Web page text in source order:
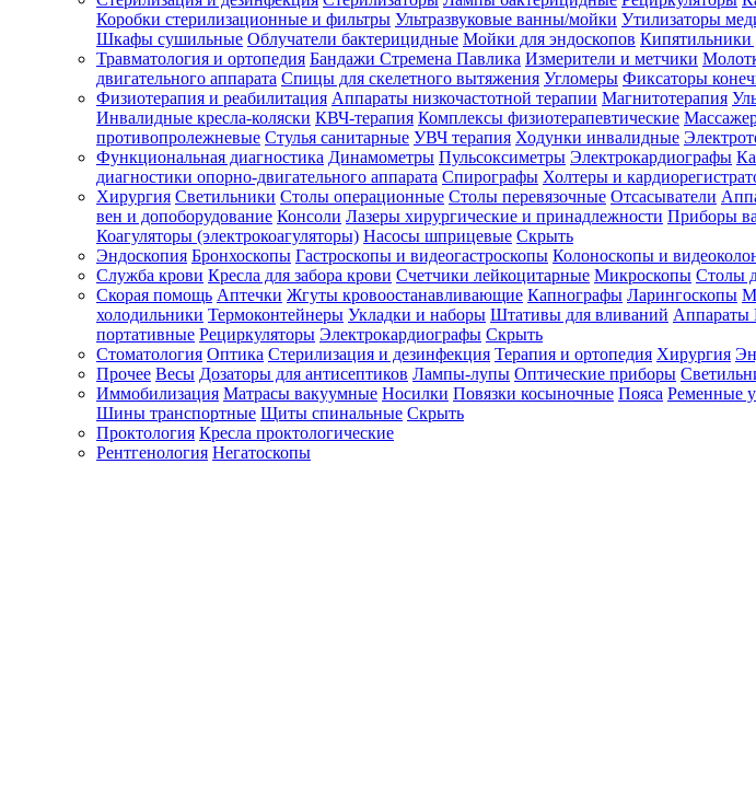
Зарегистрироваться
Зачем
регистрироваться?
Все
покупки
в
одном
месте
Личный
менеджер
Отслеживание
статуса
заказа
Коробки стерилизационные и фильтры Ультразвуковые ванны/мойки Утилизаторы
Шкафы сушильные Облучатели бактерицидные Мойки для эндоскопов
Травматология и ортопедия Бандажи Стремена Павлика Измерители и метчики
двигательного аппарата Спицы для скелетного вытяжения Угломеры Фиксаторы
Физиотерапия и реабилитация Аппараты низкочастотной терапии Магнитотерапия
Инвалидные кресла-коляски КВЧ-терапия Комплексы физиотерапевтические
противопролежневые Стулья санитарные УВЧ терапия Ходунки инвалидные
Функциональная диагностика Динамометры Пульсоксиметры Электрокардиографы
диагностики опорно-двигательного аппарата Спирографы Холтеры и
Хирургия Светильники Столы операционные Столы перевязочные Отсасыватели
вен и допоборудование Консоли Лазеры хирургические и принадлежности Приборы
Коагуляторы (электрокоагуляторы) Насосы шприцевые Скрыть
Эндоскопия Бронхоскопы Гастроскопы и видеогастроскопы Колоноскопы и
Служба крови Кресла для забора крови Счетчики лейкоцитарные Микроскопы Столы
Скорая помощь Аптечки Жгуты кровоостанавливающие Капнографы Ларингоскопы
холодильники Термоконтейнеры Укладки и наборы Штативы для вливаний
портативные Рециркуляторы Электрокардиографы Скрыть
Стоматология Оптика Стерилизация и дезинфекция Терапия и ортопедия Хирургия
Прочее Весы Дозаторы для антисептиков Лампы-лупы Оптические приборы
Иммобилизация Матрасы вакуумные Носилки Повязки косыночные Пояса Ременные
Шины транспортные Щиты спинальные Скрыть
Проктология Кресла проктологические
Рентгенология Негатоскопы